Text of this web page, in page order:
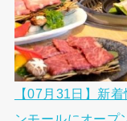
【07月31日】新